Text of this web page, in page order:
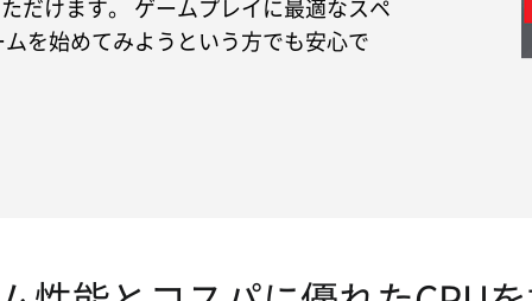
だけます。 ゲームプレイに最適なスペ
を始めてみようという方でも安心で